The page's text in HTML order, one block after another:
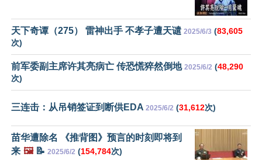
天下奇谭（275） 雷神出手 不孝子遭天谴 2025/6/3 (83,605
次)
前军委副主席许其亮病亡 传恐慌猝然倒地 2025/6/2 (48,290
次)
三连击：从吊销签证到断供EDA 2025/6/2 (31,612次)
苗华遭除名 《推背图》预言的时刻即将到
来 🖼️📝 2025/6/2 (154,784次)